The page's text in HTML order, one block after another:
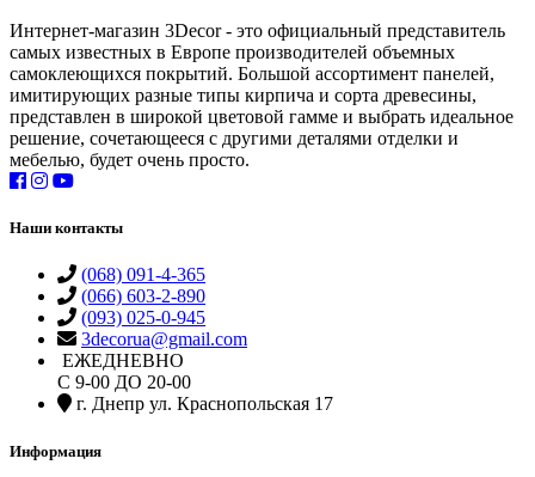
Интернет-магазин 3Decor - это официальный представитель
самых известных в Европе производителей объемных
самоклеющихся покрытий. Большой ассортимент панелей,
имитирующих разные типы кирпича и сорта древесины,
представлен в широкой цветовой гамме и выбрать идеальное
решение, сочетающееся с другими деталями отделки и
мебелью, будет очень просто.
Наши контакты
(068) 091-4-365
(066) 603-2-890
(093) 025-0-945
3decorua@gmail.com
ЕЖЕДНЕВНО
С 9-00 ДО 20-00
г. Днепр ул. Краснопольская 17
Информация